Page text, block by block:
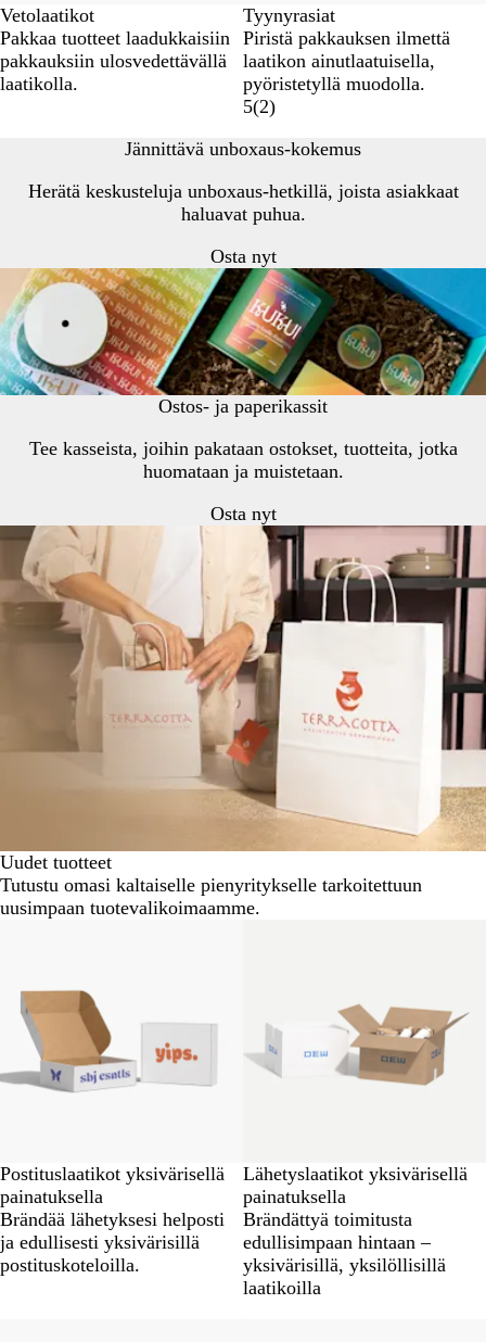
Vetolaatikot
Pakkaa tuotteet laadukkaisiin
pakkauksiin ulosvedettävällä
laatikolla.
Tyynyrasiat
Piristä pakkauksen ilmettä
laatikon ainutlaatuisella,
pyöristetyllä muodolla.
5(2)
Jännittävä unboxaus-kokemus
Herätä keskusteluja unboxaus-hetkillä, joista asiakkaat
haluavat puhua.
Osta nyt
Ostos- ja paperikassit
Tee kasseista, joihin pakataan ostokset, tuotteita, jotka
huomataan ja muistetaan.
Osta nyt
Uudet tuotteet
Tutustu omasi kaltaiselle pienyritykselle tarkoitettuun
uusimpaan tuotevalikoimaamme.
Postituslaatikot yksivärisellä
painatuksella
Brändää lähetyksesi helposti
ja edullisesti yksivärisillä
postituskoteloilla.
Lähetyslaatikot yksivärisellä
painatuksella
Brändättyä toimitusta
edullisimpaan hintaan –
yksivärisillä, yksilöllisillä
laatikoilla